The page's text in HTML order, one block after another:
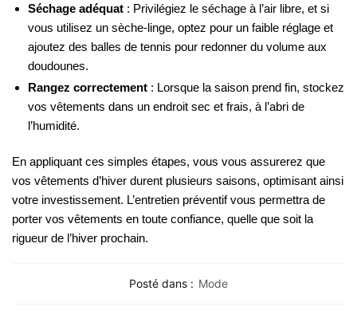
Séchage adéquat : Privilégiez le séchage à l’air libre, et si
vous utilisez un sèche-linge, optez pour un faible réglage et
ajoutez des balles de tennis pour redonner du volume aux
doudounes.
Rangez correctement : Lorsque la saison prend fin, stockez
vos vêtements dans un endroit sec et frais, à l’abri de
l’humidité.
En appliquant ces simples étapes, vous vous assurerez que
vos vêtements d’hiver durent plusieurs saisons, optimisant ainsi
votre investissement. L’entretien préventif vous permettra de
porter vos vêtements en toute confiance, quelle que soit la
rigueur de l’hiver prochain.
Posté dans : Mode